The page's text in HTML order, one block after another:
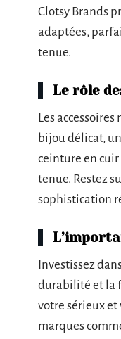
Clotsy Brands
adaptées,
tenue.
Le rôle
Les
bijou délicat,
ceinture en
tenue. Restez
sophistication
Investissez
durabilité et la
votre sérieux
marques